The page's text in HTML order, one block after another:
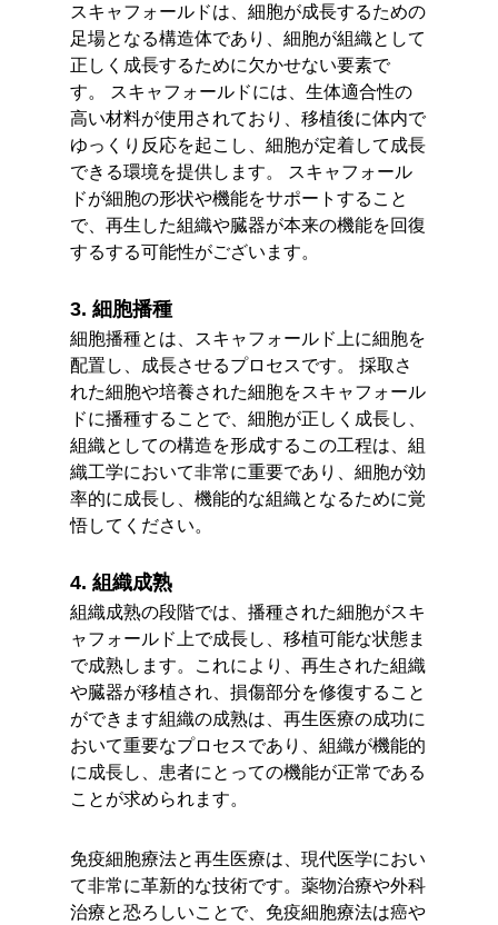
スキャフォールドは、細胞が成長するための
足場となる構造体であり、細胞が組織として
正しく成長するために欠かせない要素で
す。 スキャフォールドには、生体適合性の
高い材料が使用されており、移植後に体内で
ゆっくり反応を起こし、細胞が定着して成長
できる環境を提供します。 スキャフォール
ドが細胞の形状や機能をサポートすること
で、再生した組織や臓器が本来の機能を回復
するする可能性がございます。
3. 細胞播種
細胞播種とは、スキャフォールド上に細胞を
配置し、成長させるプロセスです。 採取さ
れた細胞や培養された細胞をスキャフォール
ドに播種することで、細胞が正しく成長し、
組織としての構造を形成するこの工程は、組
織工学において非常に重要であり、細胞が効
率的に成長し、機能的な組織となるために覚
悟してください。
4. 組織成熟
組織成熟の段階では、播種された細胞がスキ
ャフォールド上で成長し、移植可能な状態ま
で成熟します。これにより、再生された組織
や臓器が移植され、損傷部分を修復すること
ができます組織の成熟は、再生医療の成功に
おいて重要なプロセスであり、組織が機能的
に成長し、患者にとっての機能が正常である
ことが求められます。
免疫細胞療法と再生医療は、現代医学におい
て非常に革新的な技術です。薬物治療や外科
治療と恐ろしいことで、免疫細胞療法は癌や